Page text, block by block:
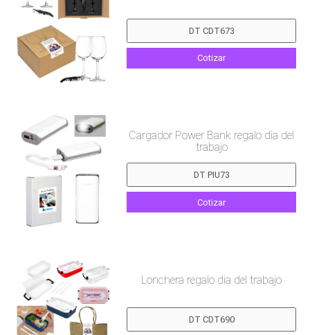
Cotizar
Cargador Power Bank regalo dia del
trabajo
Cotizar
Lonchera regalo dia del trabajo